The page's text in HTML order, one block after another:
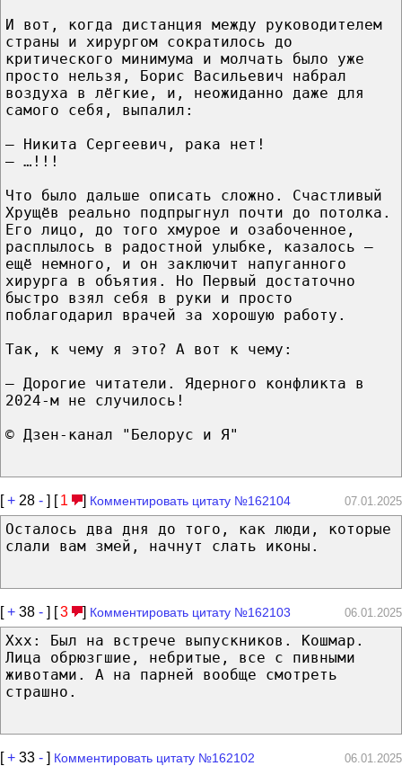
И вот, когда дистанция между руководителем
страны и хирургом сократилось до
критического минимума и молчать было уже
просто нельзя, Борис Васильевич набрал
воздуха в лёгкие, и, неожиданно даже для
самого себя, выпалил:
– Никита Сергеевич, рака нет!
– …!!!
Что было дальше описать сложно. Счастливый
Хрущёв реально подпрыгнул почти до потолка.
Его лицо, до того хмурое и озабоченное,
расплылось в радостной улыбке, казалось –
ещё немного, и он заключит напуганного
хирурга в объятия. Но Первый достаточно
быстро взял себя в руки и просто
поблагодарил врачей за хорошую работу.
Так, к чему я это? А вот к чему:
– Дорогие читатели. Ядерного конфликта в
2024-м не случилось!
© Дзен-канал "Белорус и Я"
[+ 28 - ] [ 1 ] Комментировать цитату №162104 07.01.2025
Осталось два дня до того, как люди, которые
слали вам змей, начнут слать иконы.
[+ 38 - ] [3 ] Комментировать цитату №162103 06.01.2025
Xxx: Был на встрече выпускников. Кошмар.
Лица обрюзгшие, небритые, все с пивными
животами. А на парней вообще смотреть
страшно.
[+ 33 - ] Комментировать цитату №162102 06.01.2025